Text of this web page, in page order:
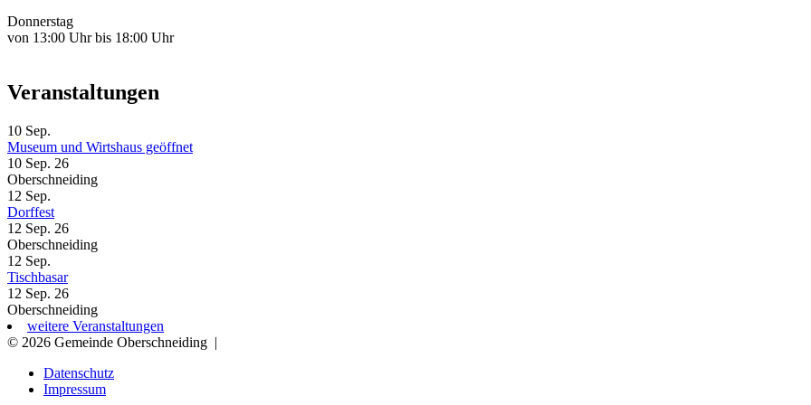
Donnerstag
von 13:00 Uhr bis 18:00 Uhr
Veranstaltungen
10 Sep.
Museum und Wirtshaus geöffnet
10 Sep. 26
Oberschneiding
12 Sep.
Dorffest
12 Sep. 26
Oberschneiding
12 Sep.
Tischbasar
12 Sep. 26
Oberschneiding
weitere Veranstaltungen
© 2026 Gemeinde Oberschneiding |
Datenschutz
Impressum